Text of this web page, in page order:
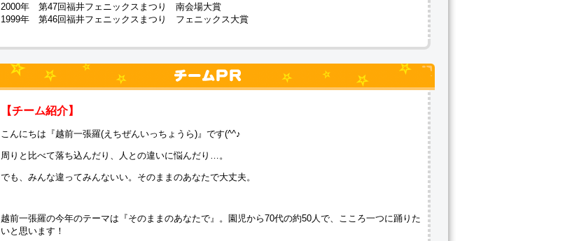
2000年 第47回福井フェニックスまつり 南会場大賞
1999年 第46回福井フェニックスまつり フェニックス大賞
【チーム紹介】
こんにちは『越前一張羅(えちぜんいっちょうら)』です(^^♪
周りと比べて落ち込んだり、人との違いに悩んだり…。
でも、みんな違ってみんないい。そのままのあなたで大丈夫。
越前一張羅の今年のテーマは『そのままのあなたで』。園児から70代の約50人で、こころ一つに踊りた
いと思います！